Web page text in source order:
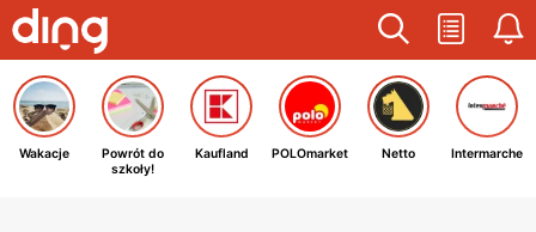
Wakacje
Powrót do
szkoły!
Kaufland POLOmarket Netto Intermarche